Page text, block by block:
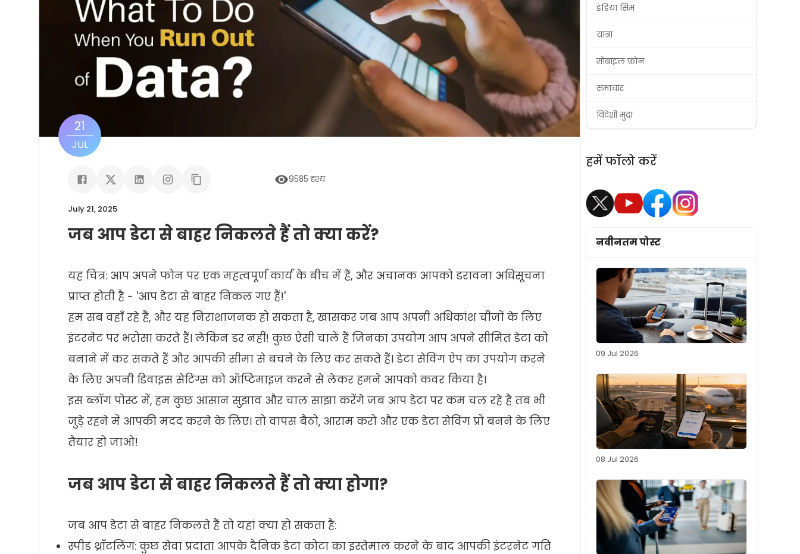
21
JUL
9585 दृश्य
July 21, 2025
जब आप डेटा से बाहर निकलते हैं तो क्या करें?
यह चित्र: आप अपने फोन पर एक महत्वपूर्ण कार्य के बीच में हैं, और अचानक आपको डरावना अधिसूचना
प्राप्त होती है - 'आप डेटा से बाहर निकल गए हैं!'
हम सब वहाँ रहे हैं, और यह निराशाजनक हो सकता है, खासकर जब आप अपनी अधिकांश चीजों के लिए
इंटरनेट पर भरोसा करते हैं। लेकिन डर नहीं! कुछ ऐसी चालें हैं जिनका उपयोग आप अपने सीमित डेटा को
बनाने में कर सकते हैं और आपकी सीमा से बचने के लिए कर सकते हैं। डेटा सेविंग ऐप का उपयोग करने
के लिए अपनी डिवाइस सेटिंग्स को ऑप्टिमाइज़ करने से लेकर हमने आपको कवर किया है।
इस ब्लॉग पोस्ट में, हम कुछ आसान सुझाव और चाल साझा करेंगे जब आप डेटा पर कम चल रहे हैं तब भी
जुड़े रहने में आपकी मदद करने के लिए। तो वापस बैठो, आराम करो और एक डेटा सेविंग प्रो बनने के लिए
तैयार हो जाओ!
जब आप डेटा से बाहर निकलते हैं तो क्या होगा?
जब आप डेटा से बाहर निकलते हैं तो यहां क्या हो सकता है:
स्पीड थ्रॉटलिंग: कुछ सेवा प्रदाता आपके दैनिक डेटा कोटा का इस्तेमाल करने के बाद आपकी इंटरनेट गति
इंडिया सिम
यात्रा
मोबाइल फ़ोन
समाचार
विदेशी मुद्रा
हमें फॉलो करें
नवीनतम पोस्ट
09 Jul 2026
08 Jul 2026